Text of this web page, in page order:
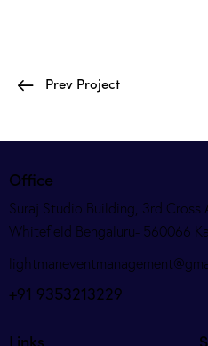
Prev Project
Office
Suraj Studio Building, 3rd Cross
Whitefield Bengaluru- 560066
+91 9353213229
Links